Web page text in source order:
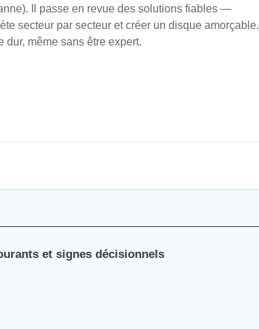
Il passe en revue des solutions fiables —
secteur par secteur et créer un disque amorçable.
même sans être expert.
et signes décisionnels